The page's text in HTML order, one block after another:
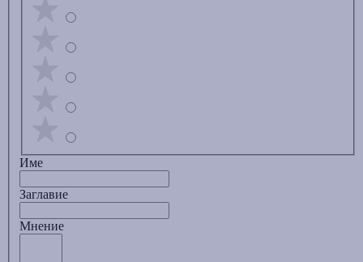
Име
Заглавиe
Мнение